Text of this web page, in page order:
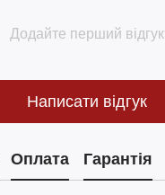
Додайте перший відгук
Написати відгук
Оплата Гарантія